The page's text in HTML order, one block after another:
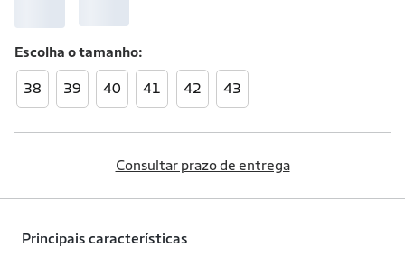
Escolha otamanho
38 39 40 41 42 43
Consultar prazo de entrega
Principais características